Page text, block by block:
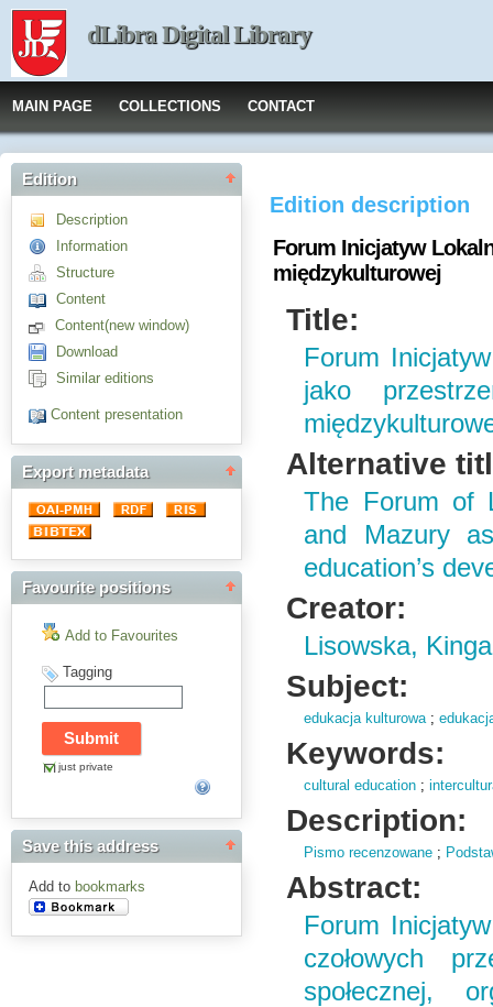
dLibra Digital Library
MAIN PAGE COLLECTIONS CONTACT
Edition
Description
Information
Structure
Content
Content(new window)
Download
Similar editions
Content presentation
Export metadata
Favourite positions
Add to Favourites
Tagging
just private
Save this address
Add to bookmarks
Edition description
Forum Inicjatyw
międzykulturowej
Title:
Forum
jako
Alternative
The Forum of
and Mazury
education’s
Creator:
Lisowska, Kinga
Subject:
edukacja kulturowa;
Keywords:
cultural education ;
Description:
Pismo recenzowane ;
Abstract:
Forum
czołowych
społecznej,